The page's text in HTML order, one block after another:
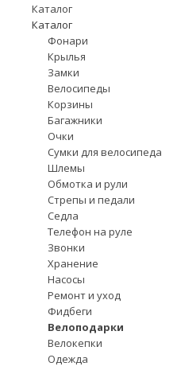
Каталог
Каталог
Фонари
Крылья
Замки
Велосипеды
Корзины
Багажники
Очки
Сумки для велосипеда
Шлемы
Обмотка и рули
Стрепы и педали
Седла
Телефон на руле
Звонки
Хранение
Насосы
Ремонт и уход
Фидбеги
Велоподарки
Велокепки
Одежда